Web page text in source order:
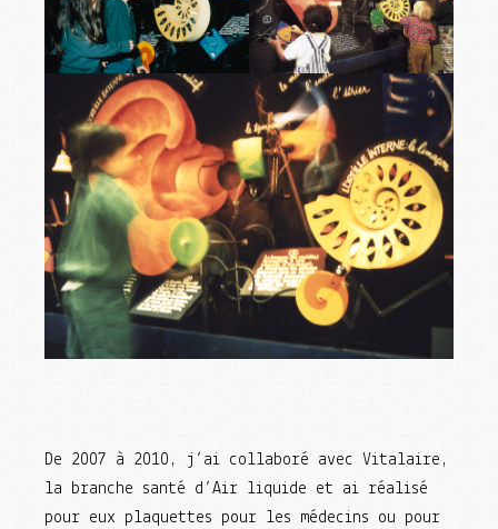
De 2007 à 2010, j’ai collaboré avec Vitalaire,
la branche santé d’Air liquide et ai réalisé
pour eux plaquettes pour les médecins ou pour